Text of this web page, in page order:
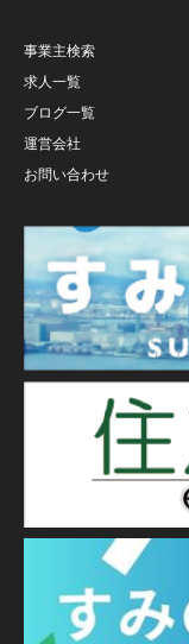
事業主検索
求人一覧
ブログ一覧
運営会社
お問い合わせ